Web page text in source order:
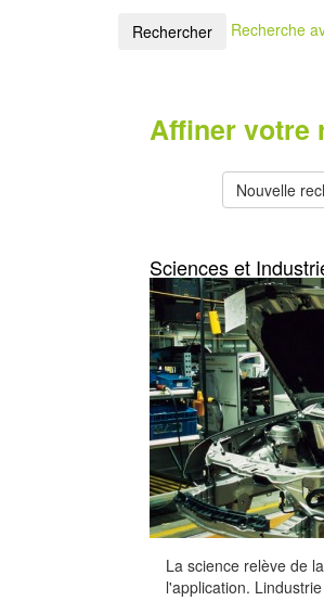
Rechercher Recherche
Affiner votre
Nouvelle
Sciences et
La science relève de
l'application.